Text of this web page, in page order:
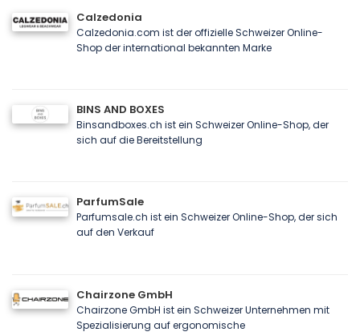
Calzedonia
Calzedonia.com ist der offizielle Schweizer Online-
Shop der international bekannten Marke
BINS AND BOXES
Binsandboxes.ch ist ein Schweizer Online-Shop, der
sich auf die Bereitstellung
ParfumSale
Parfumsale.ch ist ein Schweizer Online-Shop, der sich
auf den Verkauf
Chairzone GmbH
Chairzone GmbH ist ein Schweizer Unternehmen mit
Spezialisierung auf ergonomische